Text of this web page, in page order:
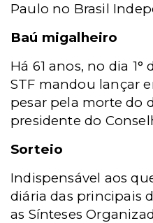
Paulo no Brasil
Baú migalheiro
Há 61 anos, no dia
STF mandou lançar
pesar pela morte do
presidente do
Sorteio
Indispensável aos
diária das principais
as Sínteses